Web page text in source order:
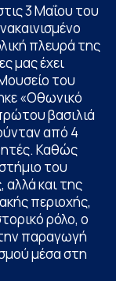
3 Μαΐου του
πλευρά της
μας έχει
του
«Οθωνικό
βασιλιά
από 4
Καθώς
του
και της
περιοχής,
ρόλο, ο
παραγωγή
μέσα στη